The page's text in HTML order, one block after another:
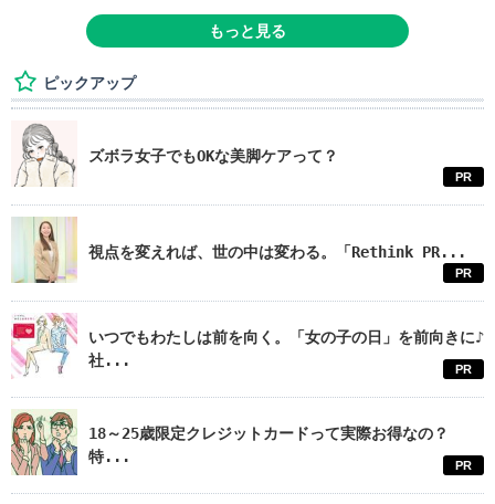
もっと見る
ピックアップ
ズボラ女子でもOKな美脚ケアって？
PR
視点を変えれば、世の中は変わる。「Rethink PR...
PR
いつでもわたしは前を向く。「女の子の日」を前向きに♪
社...
PR
18～25歳限定クレジットカードって実際お得なの？
特...
PR